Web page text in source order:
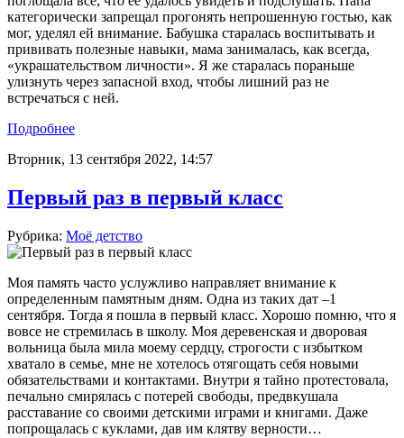
категорически запрещал прогонять непрошенную гостью, как
мог, уделял ей внимание. Бабушка старалась воспитывать и
прививать полезные навыки, мама занималась, как всегда,
«украшательством личности». Я же старалась пораньше
улизнуть через запасной вход, чтобы лишний раз не
встречаться с ней.
Подробнее
Вторник, 13 сентября 2022, 14:57
Первый раз в первый класс
Рубрика: Моё детство
Моя память часто услужливо направляет внимание к
определенным памятным дням. Одна из таких дат –1
сентября. Тогда я пошла в первый класс. Хорошо помню, что я
вовсе не стремилась в школу. Моя деревенская и дворовая
вольница была мила моему сердцу, строгости с избытком
хватало в семье, мне не хотелось отягощать себя новыми
обязательствами и контактами. Внутри я тайно протестовала,
печально смирялась с потерей свободы, предвкушала
расставание со своими детскими играми и книгами. Даже
попрощалась с куклами, дав им клятву верности…